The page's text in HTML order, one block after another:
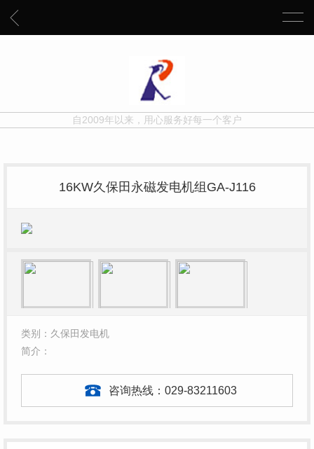
自2009年以来，用心服务好每一个客户
16KW久保田永磁发电机组GA-J116
类别：久保田发电机
简介：
咨询热线： 029-83211603